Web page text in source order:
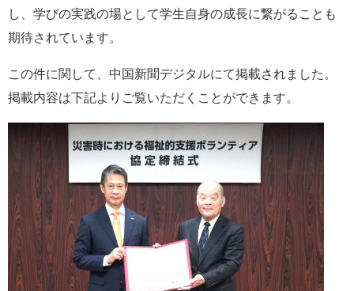
し、学びの実践の場として学生自身の成長に繋がることも
期待されています。
この件に関して、中国新聞デジタルにて掲載されました。
掲載内容は下記よりご覧いただくことができます。